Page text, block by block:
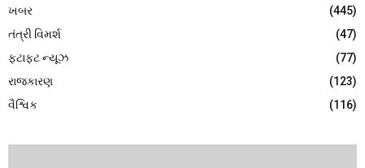
ખબર
(445)
તંત્રી વિમર્શ
(47)
ફટાફટ ન્યૂઝ
(77)
રાજકારણ
(123)
વૈશ્વિક
(116)